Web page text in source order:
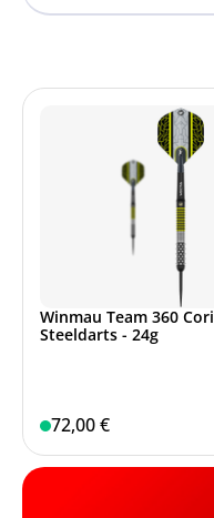
Winmau Team 360
Steeldarts - 24g
72,00 €